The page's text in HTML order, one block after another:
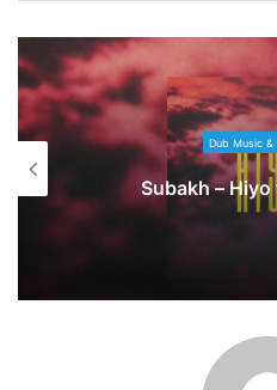
Dub Music &
Subakh –